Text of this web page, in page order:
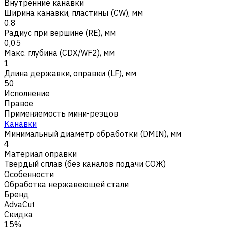
Внутренние канавки
Ширина канавки, пластины (CW), мм
0.8
Радиус при вершине (RE), мм
0,05
Макс. глубина (CDX/WF2), мм
1
Длина державки, оправки (LF), мм
50
Исполнение
Правое
Применяемость мини-резцов
Канавки
Минимальный диаметр обработки (DMIN), мм
4
Материал оправки
Твердый сплав (без каналов подачи СОЖ)
Особенности
Обработка нержавеющей стали
Бренд
AdvaCut
Скидка
15%